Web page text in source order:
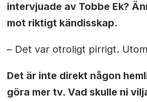
intervjuade av Tobbe Ek?
mot riktigt kändisskap.
– Det var otroligt pirrigt.
Det är inte direkt någon
göra mer tv. Vad skulle ni